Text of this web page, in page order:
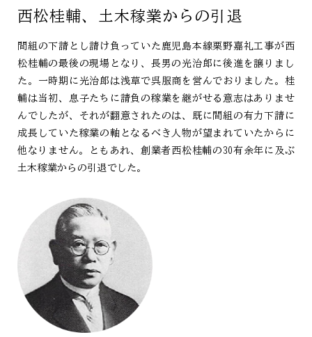
西松桂輔、土木稼業からの引退
間組の下請とし請け負っていた鹿児島本線栗野嘉礼工事が西
松桂輔の最後の現場となり、長男の光治郎に後進を譲りまし
た。一時期に光治郎は浅草で呉服商を営んでおりました。桂
輔は当初、息子たちに請負の稼業を継がせる意志はありませ
んでしたが、それが翻意されたのは、既に間組の有力下請に
成長していた稼業の軸となるべき人物が望まれていたからに
他なりません。ともあれ、創業者西松桂輔の30有余年に及ぶ
土木稼業からの引退でした。